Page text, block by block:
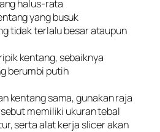
halus-rata
yang busuk
tidak terlalu besar ataupun
kentang, sebaiknya
berumbi putih
kentang sama, gunakan raja
memiliki ukuran tebal
serta alat kerja slicer akan